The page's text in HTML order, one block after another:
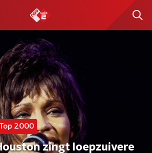
2000
zingt loepzuivere